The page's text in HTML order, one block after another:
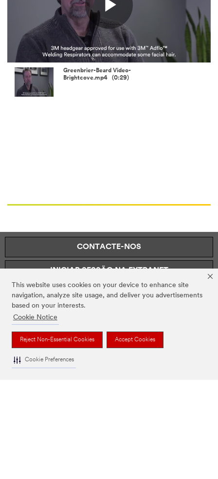
This website uses cookies on your device to enhance site
navigation, analyze site usage, and deliver you advertisements
based on your interests.
Cookie Notice
Reject Non-Essential Cookies Accept Cookies
Cookie Preferences
Play
Video
Greenbrier-Beard Video-
Brightcove.mp4 (0:29)
CONTACTE-NOS
INICIAR SESSÃO NA EXTRANET
A NOSSA EMPRESA
NOTÍCIAS